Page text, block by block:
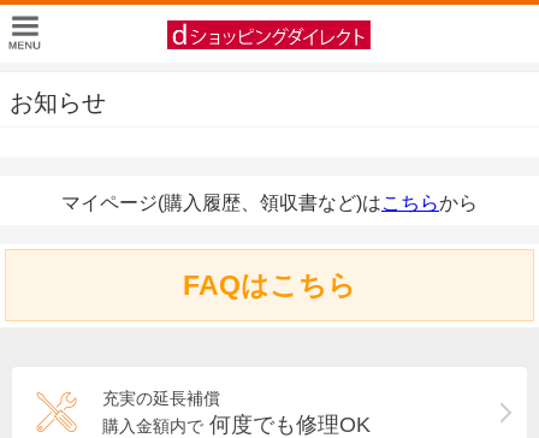
お知らせ
マイページ(購入履歴、領収書など)はこちらから
FAQはこちら
充実の延長補償
購入金額内で 何度でも修理OK